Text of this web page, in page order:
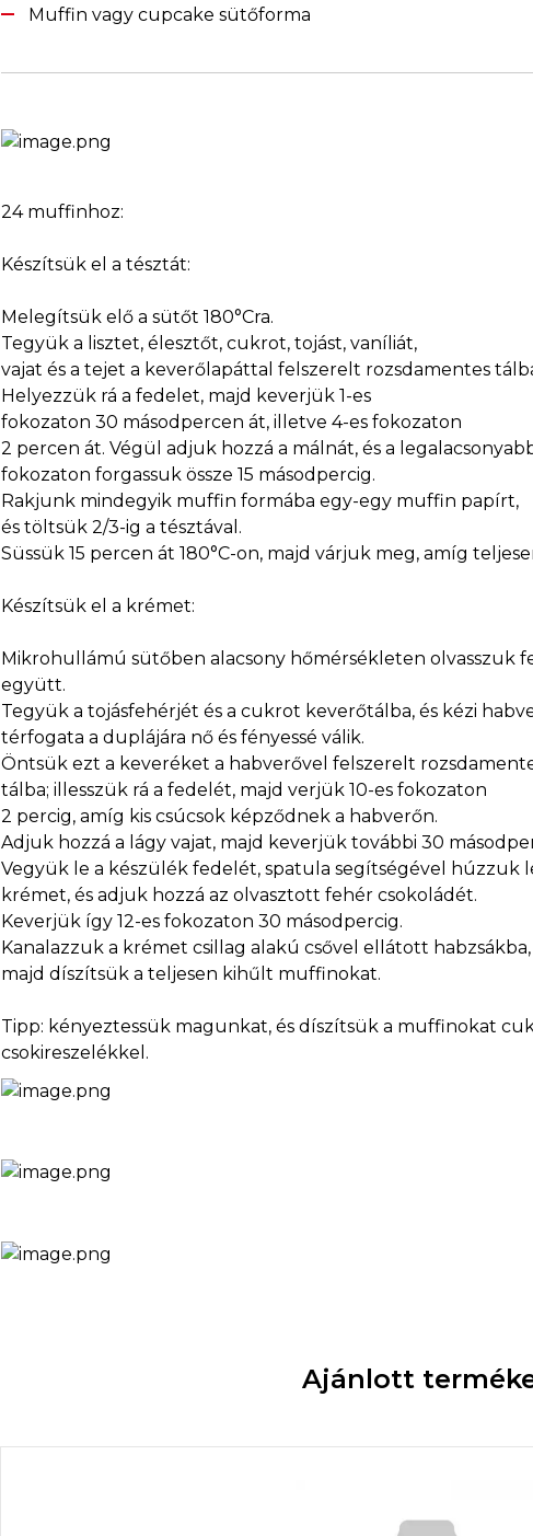
Muffin vagy cupcake sütőforma
24 muffinhoz:
Készítsük el a tésztát:
Melegítsük elő a sütőt 180°Cra.
Tegyük a lisztet, élesztőt, cukrot, tojást, vaníliát,
vajat és a tejet a keverőlapáttal felszerelt rozsdamentes
Helyezzük rá a fedelet, majd keverjük 1-es
fokozaton 30 másodpercen át, illetve 4-es fokozaton
2 percen át. Végül adjuk hozzá a málnát, és a
fokozaton forgassuk össze 15 másodpercig.
Rakjunk mindegyik muffin formába egy-egy muffin papírt,
és töltsük 2/3-ig a tésztával.
Süssük 15 percen át 180°C-on, majd várjuk meg, amíg
Készítsük el a krémet:
Mikrohullámú sütőben alacsony hőmérsékleten olvasszuk
együtt.
Tegyük a tojásfehérjét és a cukrot keverőtálba, és kézi
térfogata a duplájára nő és fényessé válik.
Öntsük ezt a keveréket a habverővel felszerelt
tálba; illesszük rá a fedelét, majd verjük 10-es fokozaton
2 percig, amíg kis csúcsok képződnek a habverőn.
Adjuk hozzá a lágy vajat, majd keverjük további 30
Vegyük le a készülék fedelét, spatula segítségével húzzuk
krémet, és adjuk hozzá az olvasztott fehér csokoládét.
Keverjük így 12-es fokozaton 30 másodpercig.
Kanalazzuk a krémet csillag alakú csővel ellátott habzsákba,
majd díszítsük a teljesen kihűlt muffinokat.
Tipp: kényeztessük magunkat, és díszítsük a muffinokat
csokireszelékkel.
Ajánlott